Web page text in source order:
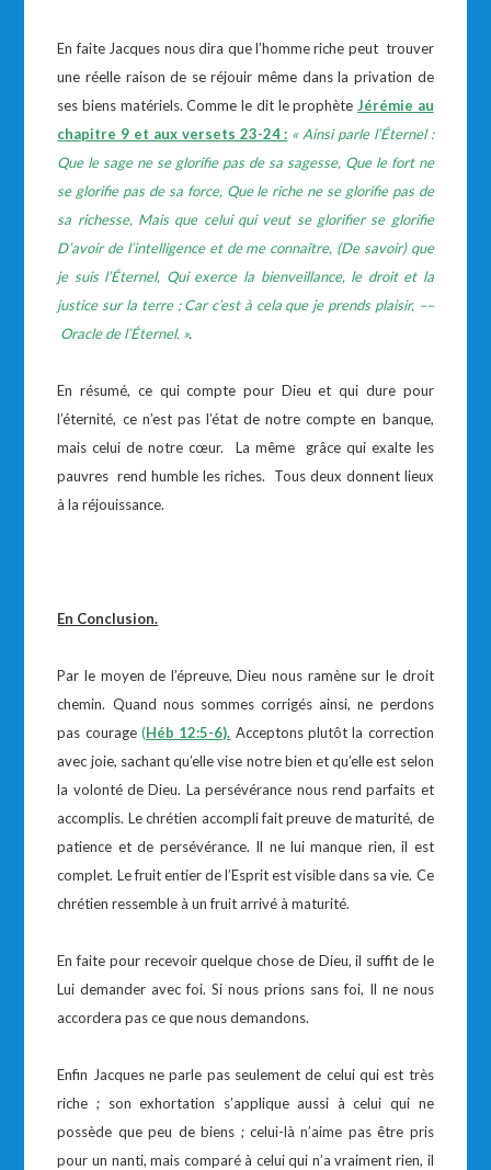
En faite Jacques nous dira que l’homme riche peut trouver
une réelle raison de se réjouir même dans la privation de
ses biens matériels. Comme le dit le prophète Jérémie au
chapitre 9 et aux versets 23-24 : « Ainsi parle l’Éternel :
Que le sage ne se glorifie pas de sa sagesse, Que le fort ne
se glorifie pas de sa force, Que le riche ne se glorifie pas de
sa richesse, Mais que celui qui veut se glorifier se glorifie
D’avoir de l’intelligence et de me connaître, (De savoir) que
je suis l’Éternel, Qui exerce la bienveillance, le droit et la
justice sur la terre ; Car c’est à cela que je prends plaisir, ––
Oracle de l’Éternel. ».
En résumé, ce qui compte pour Dieu et qui dure pour
l’éternité, ce n’est pas l’état de notre compte en banque,
mais celui de notre cœur. La même grâce qui exalte les
pauvres rend humble les riches. Tous deux donnent lieux
à la réjouissance.
En Conclusion.
Par le moyen de l’épreuve, Dieu nous ramène sur le droit
chemin. Quand nous sommes corrigés ainsi, ne perdons
pas courage(Héb 12:5-6). Acceptons plutôt la correction
avec joie, sachant qu’elle vise notre bien et qu’elle est selon
la volonté de Dieu. La persévérance nous rend parfaits et
accomplis. Le chrétien accompli fait preuve de maturité, de
patience et de persévérance. Il ne lui manque rien, il est
complet. Le fruit entier de l’Esprit est visible dans sa vie. Ce
chrétien ressemble à un fruit arrivé à maturité.
En faite pour recevoir quelque chose de Dieu, il suffit de le
Lui demander avec foi. Si nous prions sans foi, Il ne nous
accordera pas ce que nous demandons.
Enfin Jacques ne parle pas seulement de celui qui est très
riche ; son exhortation s’applique aussi à celui qui ne
possède que peu de biens ; celui-là n’aime pas être pris
pour un nanti, mais comparé à celui qui n’a vraiment rien, il